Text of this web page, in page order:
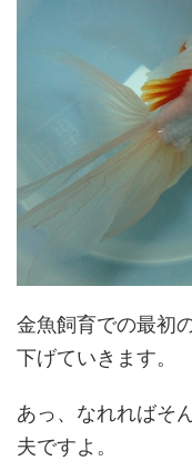
金魚飼育での最初
下げていきます。
あっ、なれればそ
夫ですよ。